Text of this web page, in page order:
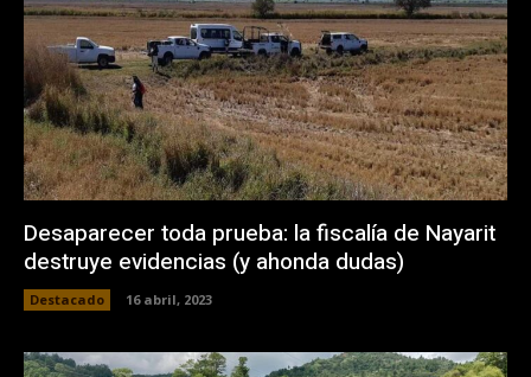
Desaparecer toda prueba: la fiscalía de Nayarit
destruye evidencias (y ahonda dudas)
Destacado 16 abril, 2023